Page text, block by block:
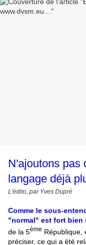
N'ajoutons pas
langage déjà
L'édito, par Yves Dupré
Comme le sous-
"normal" est fort bien
de la 5ème République,
préciser, ce qui a été